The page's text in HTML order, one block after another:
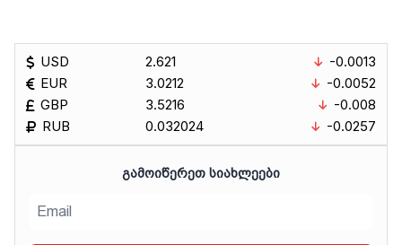
USD
EUR
GBP
RUB
2.621
3.0212
3.5216
0.032024
-0.0013
-0.0052
-0.008
-0.0257
ᲒᲐᲛᲝᲘᲬᲔᲠᲔᲗ ᲡᲘᲐᲮᲚᲔᲔᲑᲘ